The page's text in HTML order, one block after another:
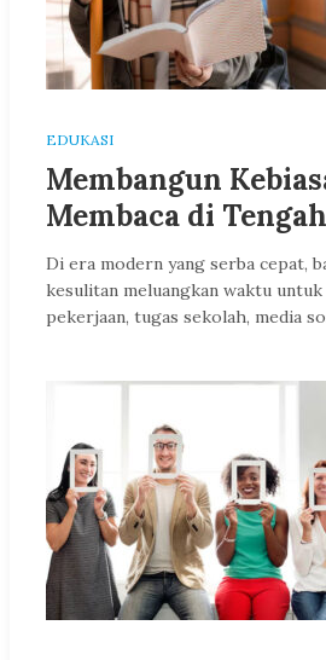
EDUKASI
Membangun
Membaca di
Di era modern yang serba cepat,
kesulitan meluangkan waktu untuk
pekerjaan, tugas sekolah, media